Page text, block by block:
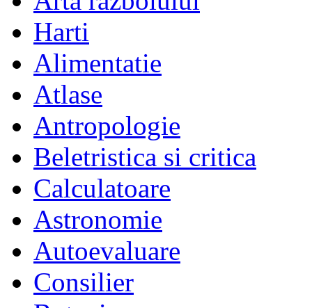
Harti
Alimentatie
Atlase
Antropologie
Beletristica si critica
Calculatoare
Astronomie
Autoevaluare
Consilier